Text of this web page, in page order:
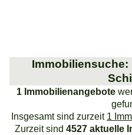
Immobiliensuche:
1 Immobilienangebote
Insgesamt sind zurzeit 1
Zurzeit sind 4527 aktuelle